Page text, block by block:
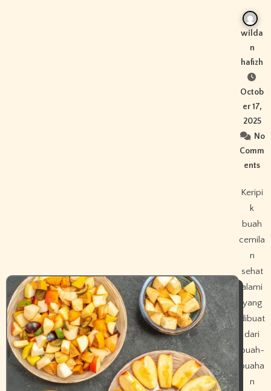
wilda
n
hafizh
Octob
er 17,
2025
No
Comm
ents
Keripi
k
buah
cemila
n
sehat
alami
yang
dibuat
dari
buah-
buaha
n